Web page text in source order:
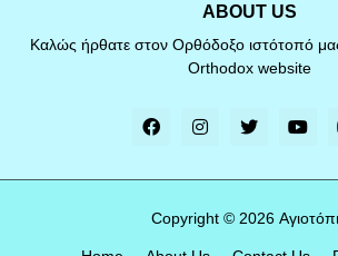
ABOUT US
Καλώς ήρθατε στον Ορθόδοξο ιστότοπό
Orthodox website
Copyright © 2026